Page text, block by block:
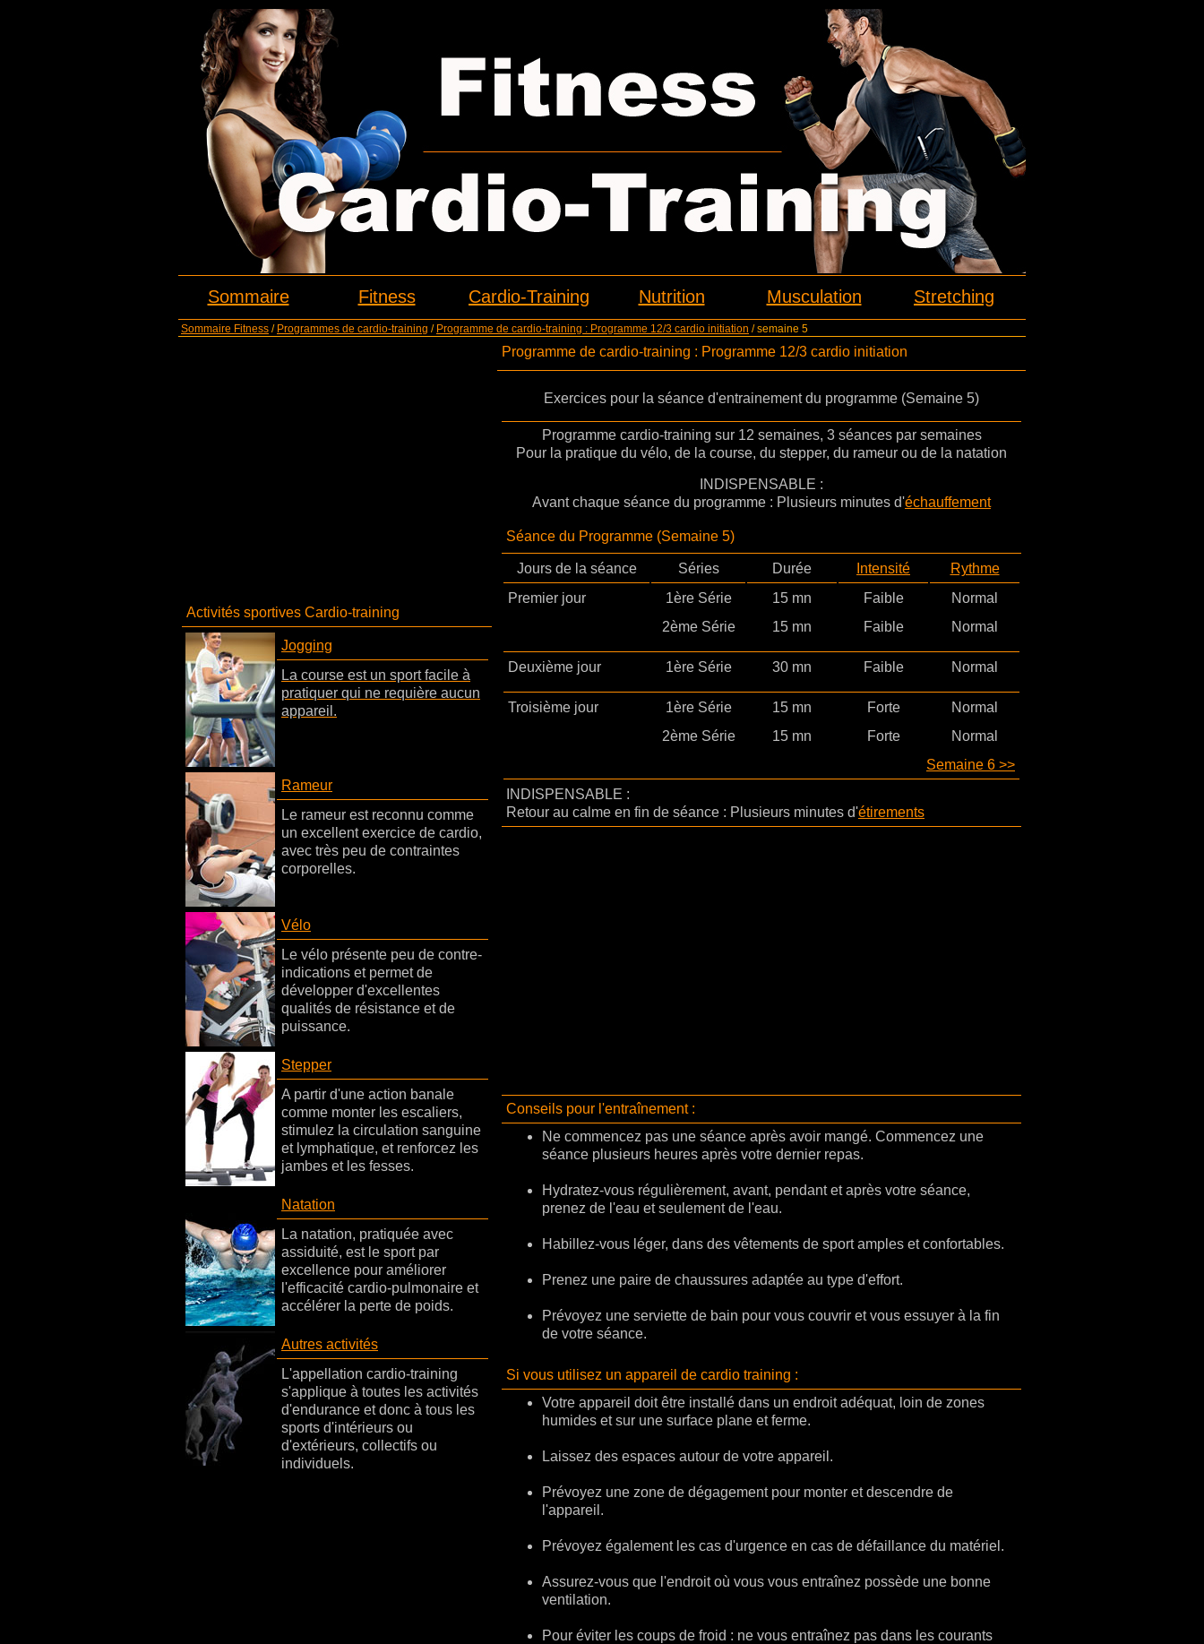
Sommaire Fitness Cardio-Training Nutrition Musculation Stretching
Sommaire Fitness / Programmes de cardio-training / Programme de cardio-training : Programme 12/3 cardio initiation / semaine 5
Activités sportives Cardio-training
Jogging
La course est un sport facile à
pratiquer qui ne requière aucun
appareil.
Rameur
Le rameur est reconnu comme
un excellent exercice de cardio,
avec très peu de contraintes
corporelles.
Vélo
Le vélo présente peu de contre-
indications et permet de
développer d'excellentes
qualités de résistance et de
puissance.
Stepper
A partir d'une action banale
comme monter les escaliers,
stimulez la circulation sanguine
et lymphatique, et renforcez les
jambes et les fesses.
Natation
La natation, pratiquée avec
assiduité, est le sport par
excellence pour améliorer
l'efficacité cardio-pulmonaire et
accélérer la perte de poids.
Autres activités
L'appellation cardio-training
s'applique à toutes les activités
d'endurance et donc à tous les
sports d'intérieurs ou
d'extérieurs, collectifs ou
individuels.
Programme de cardio-training : Programme 12/3 cardio initiation
Exercices pour la séance d'entrainement du programme (Semaine 5)
Programme cardio-training sur 12 semaines, 3 séances par semaines
Pour la pratique du vélo, de la course, du stepper, du rameur ou de la natation
INDISPENSABLE :
Avant chaque séance du programme : Plusieurs minutes d'échauffement
Séance du Programme (Semaine 5)
Jours de la séance Séries Durée Intensité
Rythme
Premier jour
1ère Série 15 mn Faible
Normal
2ème Série
15 mn Faible Normal
Deuxième jour 1ère Série 30 mn Faible Normal
Troisième jour 1ère Série 15 mn Forte
Normal
2ème Série
15 mn Forte
Normal
Semaine 6 >>
INDISPENSABLE :
Retour au calme en fin de séance : Plusieurs minutes d'étirements
Conseils pour l'entraînement :
Ne commencez pas une séance après avoir mangé. Commencez une
séance plusieurs heures après votre dernier repas.
Hydratez-vous régulièrement, avant, pendant et après votre séance,
prenez de l'eau et seulement de l'eau.
Habillez-vous léger, dans des vêtements de sport amples et confortables.
Prenez une paire de chaussures adaptée au type d'effort.
Prévoyez une serviette de bain pour vous couvrir et vous essuyer à la fin
de votre séance.
Si vous utilisez un appareil de cardio training :
Votre appareil doit être installé dans un endroit adéquat, loin de zones
humides et sur une surface plane et ferme.
Laissez des espaces autour de votre appareil.
Prévoyez une zone de dégagement pour monter et descendre de
l'appareil.
Prévoyez également les cas d'urgence en cas de défaillance du matériel.
Assurez-vous que l'endroit où vous vous entraînez possède une bonne
ventilation.
Pour éviter les coups de froid : ne vous entraînez pas dans les courants